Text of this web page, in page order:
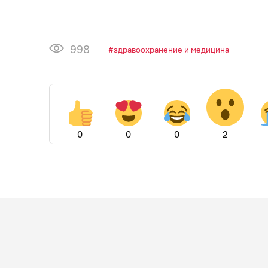
998 здравоохранение и медицина
0 0 0 2